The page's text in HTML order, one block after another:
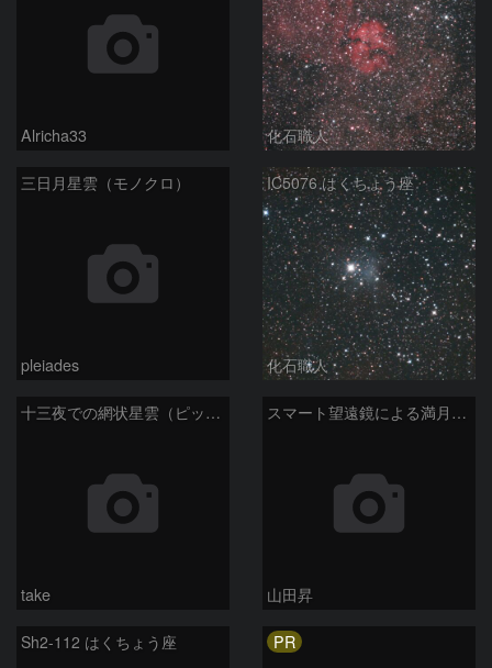
Alricha33 化石職人
三日月星雲（モノクロ）
pleiades
IC5076 はくちょう座
化石職人
十三夜での網状星雲（ピッカリングの三角）
take
スマート望遠鏡による満月下の星雲（M16,NGC6960）
山田昇
Sh2-112 はくちょう座 PR